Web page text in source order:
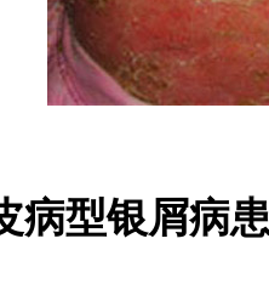
病型银屑病